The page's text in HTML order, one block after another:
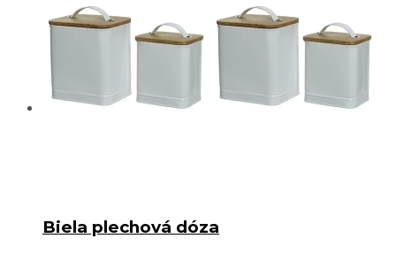
Biela plechová dóza